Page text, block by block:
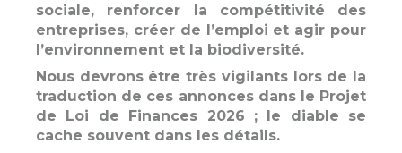
sociale, renforcer la compétitivité des
entreprises, créer de l’emploi et agir pour
l’environnement et la biodiversité.
Nous devrons être très vigilants lors de la
traduction de ces annonces dans le Projet
de Loi de Finances 2026 ; le diable se
cache souvent dans les détails.